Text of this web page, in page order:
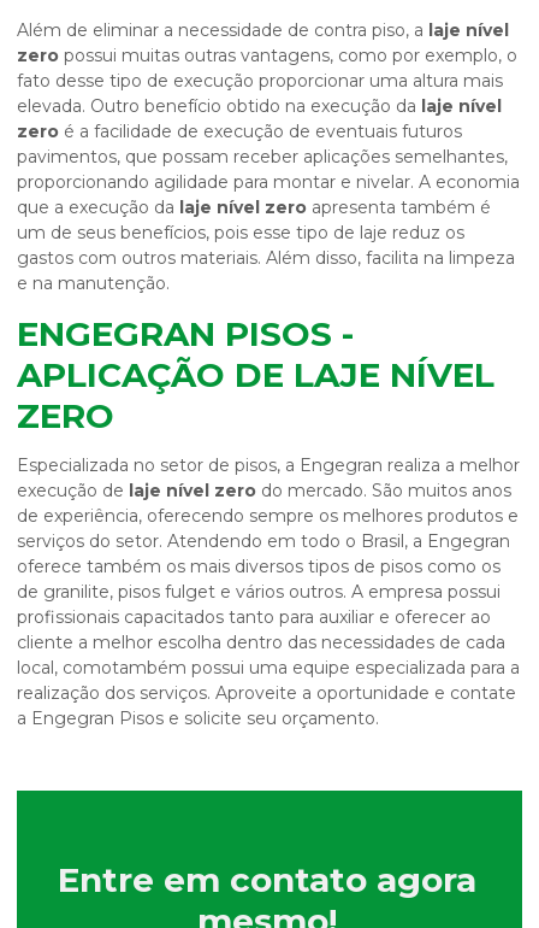
Além de eliminar a necessidade de contra piso, a laje nível
zero possui muitas outras vantagens, como por exemplo, o
fato desse tipo de execução proporcionar uma altura mais
elevada. Outro benefício obtido na execução da laje nível
zero é a facilidade de execução de eventuais futuros
pavimentos, que possam receber aplicações semelhantes,
proporcionando agilidade para montar e nivelar. A economia
que a execução da laje nível zero apresenta também é
um de seus benefícios, pois esse tipo de laje reduz os
gastos com outros materiais. Além disso, facilita na limpeza
e na manutenção.
ENGEGRAN PISOS -
APLICAÇÃO DE LAJE NÍVEL
ZERO
Especializada no setor de pisos, a Engegran realiza a melhor
execução de laje nível zero do mercado. São muitos anos
de experiência, oferecendo sempre os melhores produtos e
serviços do setor. Atendendo em todo o Brasil, a Engegran
oferece também os mais diversos tipos de pisos como os
de granilite, pisos fulget e vários outros. A empresa possui
profissionais capacitados tanto para auxiliar e oferecer ao
cliente a melhor escolha dentro das necessidades de cada
local, comotambém possui uma equipe especializada para a
realização dos serviços. Aproveite a oportunidade e contate
a Engegran Pisos e solicite seu orçamento.
Entre em contato agora